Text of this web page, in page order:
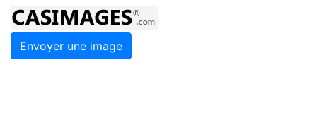
Envoyer une image